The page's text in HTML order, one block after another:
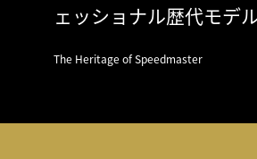
ェッショナル歴代モデ
The Heritage of Speedmaster